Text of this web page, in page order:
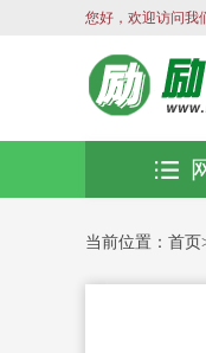
您好，欢迎访问我
当前位置： 首页